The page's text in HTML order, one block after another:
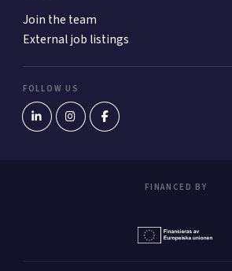
Join the team
External job listings
FOLLOW US
FINANCED BY